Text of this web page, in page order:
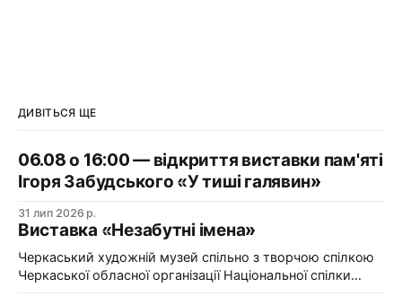
ДИВІТЬСЯ ЩЕ
06.08 о 16:00 — відкриття виставки пам'яті
Ігоря Забудського «У тиші галявин»
31 лип 2026 р.
Виставка «Незабутні імена»
Черкаський художній музей спільно з творчою спілкою
Черкаської обласної організації Національної спілки